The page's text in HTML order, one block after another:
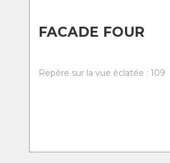
FACADE FOUR
Repère sur la vue éclatée : 109